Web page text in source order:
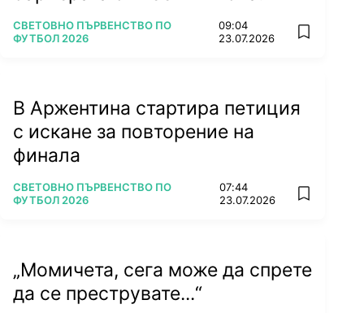
ПОВЕЧЕ ОТ
СВЕТОВНО ПЪРВЕНСТВО ПО
ФУТБОЛ 2026
09:04
23.07.2026
add
В Аржентина стартира петиция
с искане за повторение на
финала
ПОВЕЧЕ ОТ
СВЕТОВНО ПЪРВЕНСТВО ПО
ФУТБОЛ 2026
07:44
23.07.2026
add
„Момичета, сега може да спрете
да се преструвате...“